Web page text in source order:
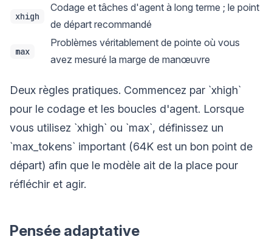
xhigh
Codage et tâches d'agent à long terme ; le point
de départ recommandé
max
Problèmes véritablement de pointe où vous
avez mesuré la marge de manœuvre
Deux règles pratiques. Commencez par `xhigh`
pour le codage et les boucles d'agent. Lorsque
vous utilisez `xhigh` ou `max`, définissez un
`max_tokens` important (64K est un bon point de
départ) afin que le modèle ait de la place pour
réfléchir et agir.
Pensée adaptative